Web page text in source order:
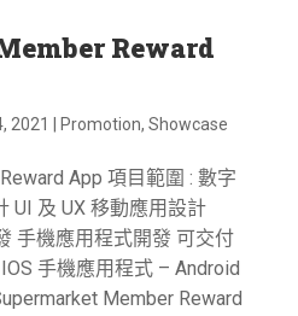
Reward
2021 Promotion, Showcase
App 項目範圍 : 數字
UI 及 UX 移動應用設計
手機應用程式開發 可交付
手機應用程式 – Android
Member Reward